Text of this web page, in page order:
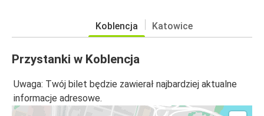
Koblencja Katowice
Przystanki w Koblencja
Uwaga: Twój bilet będzie zawierał najbardziej aktualne
informacje adresowe.